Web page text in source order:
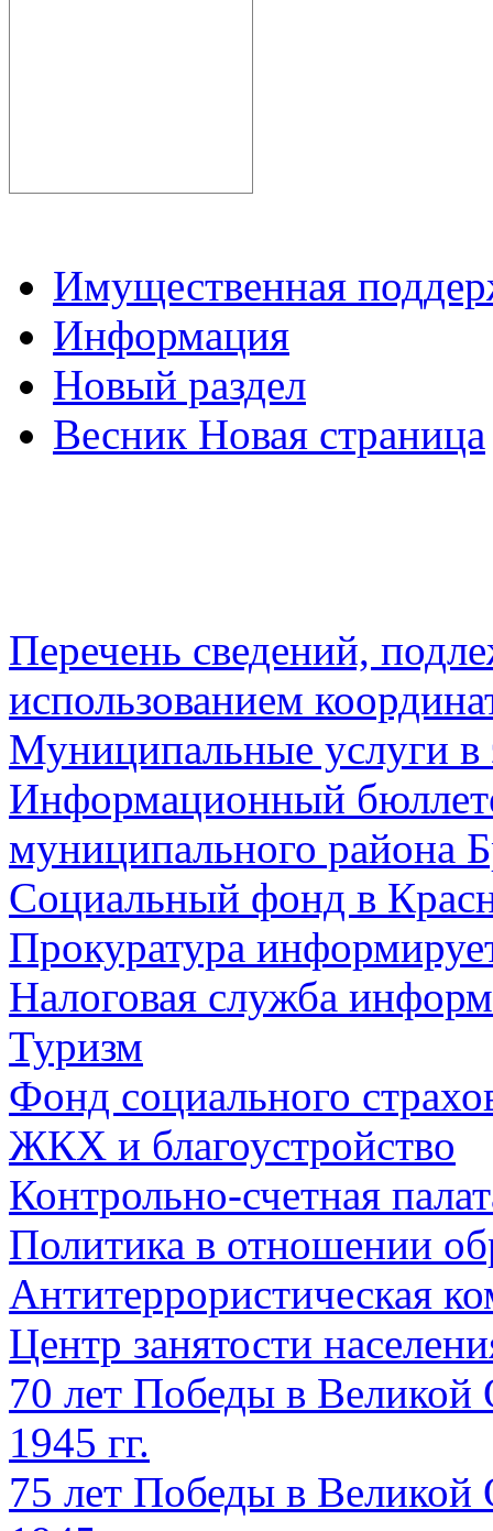
Имущественная
Информация
Новый раздел
Весник Новая страница
Перечень сведений,
использованием
Муниципальные услуги в
Информационный
муниципального района
Социальный фонд в
Прокуратура
Налоговая служба
Туризм
Фонд социального
ЖКХ и благоустройство
Контрольно-счетная
Политика в отношении
Антитеррористическая
Центр занятости
70 лет Победы в Великой
1945 гг.
75 лет Победы в Великой